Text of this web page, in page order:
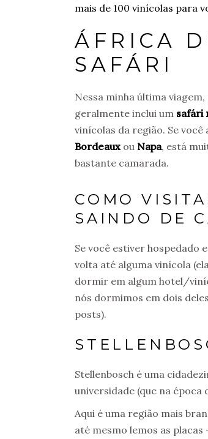
mais de 100 vinícolas para
ÁFRICA
SAFÁRI
Nessa minha última
geralmente inclui um safári
vinícolas da região. Se
Bordeaux ou Napa, está
bastante camarada.
COMO
SAINDO DE
Se você estiver hospedado
volta até alguma vinícola
dormir em algum hotel/
nós dormimos em dois
posts).
Stellenbosch é uma
universidade (que na época
Aqui é uma região mais
até mesmo lemos as